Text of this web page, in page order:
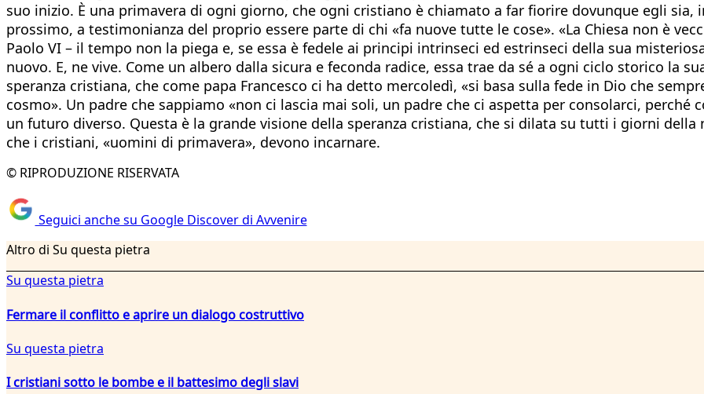
suo inizio. È una primavera di ogni giorno, che ogni cristiano è chiamato a far fiorire dovunque egli
prossimo, a testimonianza del proprio essere parte di chi «fa nuove tutte le cose». «La Chiesa non è
Paolo VI – il tempo non la piega e, se essa è fedele ai principi intrinseci ed estrinseci della sua
nuovo. E, ne vive. Come un albero dalla sicura e feconda radice, essa trae da sé a ogni ciclo storico la
speranza cristiana, che come papa Francesco ci ha detto mercoledì, «si basa sulla fede in Dio che
cosmo». Un padre che sappiamo «non ci lascia mai soli, un padre che ci aspetta per consolarci, perché
un futuro diverso. Questa è la grande visione della speranza cristiana, che si dilata su tutti i giorni della
che i cristiani, «uomini di primavera», devono incarnare.
© RIPRODUZIONE RISERVATA
Seguici anche su Google Discover di Avvenire
Altro di Su questa pietra
Su questa pietra
Fermare il conflitto e aprire un dialogo costruttivo
Su questa pietra
I cristiani sotto le bombe e il battesimo degli slavi